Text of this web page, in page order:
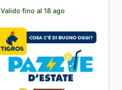
Valido fino al 18 ago